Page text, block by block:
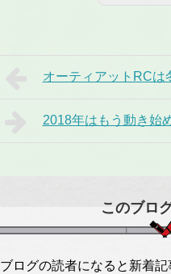
オーティアットRCは
2018年はもう動き始
このブロ
ブログの読者になると新着